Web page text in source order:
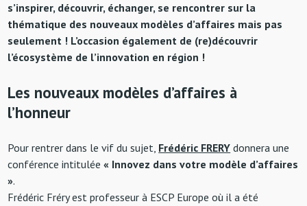
s’inspirer, découvrir, échanger, se rencontrer sur la
thématique des nouveaux modèles d’affaires mais pas
seulement ! L’occasion également de (re)découvrir
l’écosystème de l’innovation en région !
Les nouveaux modèles d’affaires à
l’honneur
Pour rentrer dans le vif du sujet, Frédéric FRERY donnera une
conférence intitulée« Innovez dans votre modèle d’affaires
».
Frédéric Fréry est professeur à ESCP Europe où il a été